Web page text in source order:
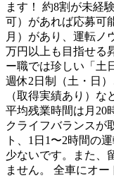
ます！ 約8割が未経
可）があれば応募可
月）があり、運転ノ
万円以上も目指せる
ー職では珍しい「土
週休2日制（土・日
（取得実績あり）な
平均残業時間は月20
クライフバランスが
ト、1日1〜2時間の
少ないです。また、
ません。 全車にオ